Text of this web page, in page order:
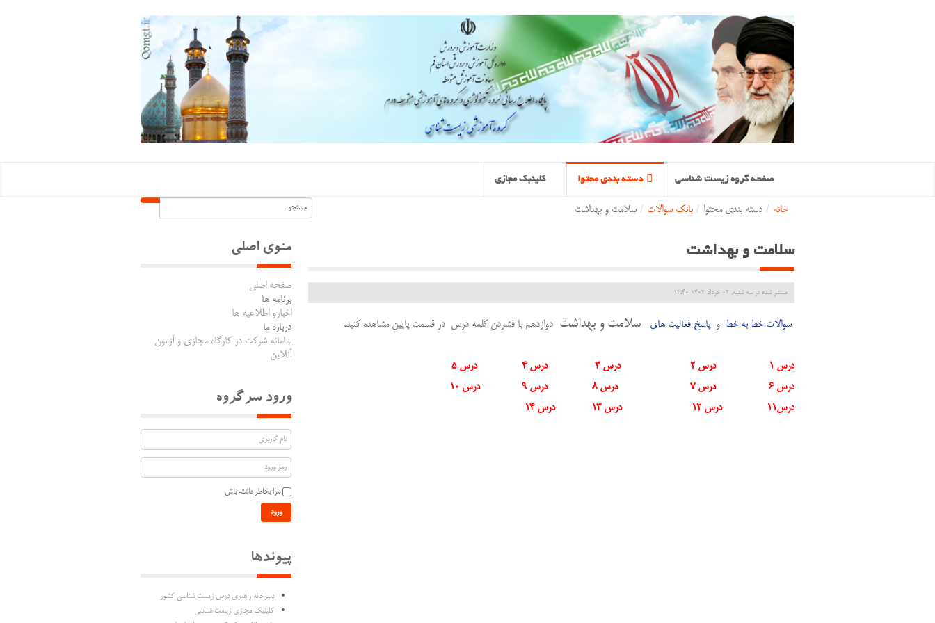
صفحه گروه زیست شناسی دسته بندی محتوا کلینبک مجازی
خانه / دسته بندی محتوا / بانک سوالات / سلامت و بهداشت
سلامت و بهداشت
منتشر شده در سه شنبه, 02 خرداد 1402 13:40
سوالات خط به خط و پاسخ فعالیت های سلامت و بهداشت دوازدهم با فشردن کلمه درس در قسمت پایین مشاهده کنید.
درس 1 درس 2 درس3 درس 4
درس 5
درس 6
درس 7 درس 8 درس 9
درس 10
درس11
درس 12 درس 13 درس 14
منوی اصلی
صفحه اصلی
برنامه ها
اخبارو اطلاعیه ها
درباره ما
سامانه شرکت در کارگاه مجازی و آزمون
آنلاین
ورود سرگروه
مرا بخاطر داشته باش
ورود
پیوندها
دبیرخانه راهبری درس زیست شناسی کشور
کلینیک مجازی زیست شناسی